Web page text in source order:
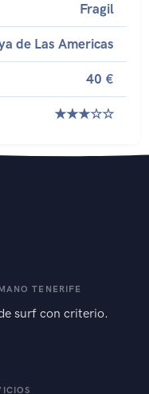
Fragil
de Las Americas
40 €
★★★☆☆
TENERIFE
surf con criterio.